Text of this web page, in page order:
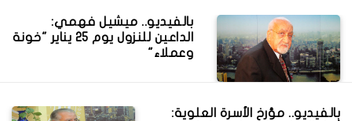
بالفيديو.. ميشيل فهمي:
الداعين للنزول يوم 25 يناير "خونة
وعملاء"
بالفيديو.. مؤرخ الأسرة العلوية: